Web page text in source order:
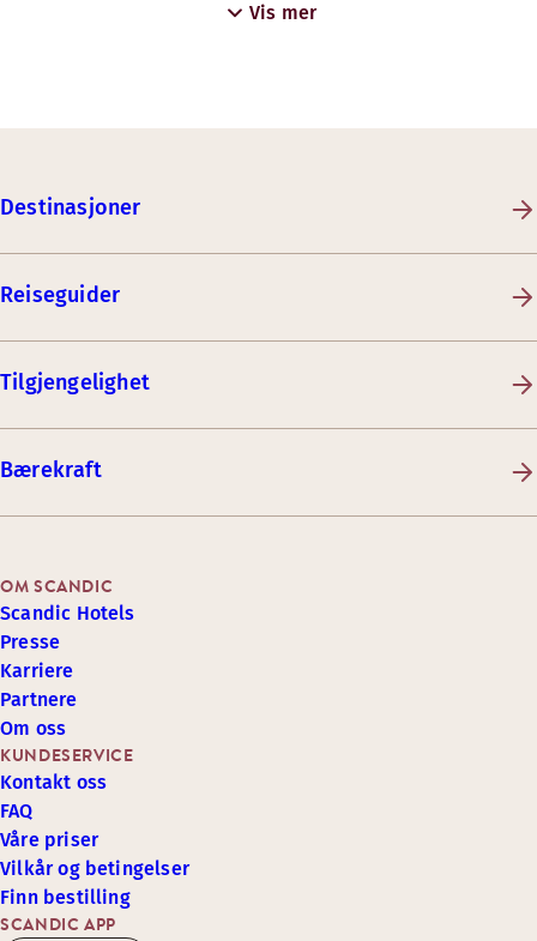
Vis mer
Destinasjoner
Reiseguider
Tilgjengelighet
Bærekraft
SCANDIC APP
KUNDESERVICE
Kontakt oss
FAQ
Våre priser
Vilkår og betingelser
Finn bestilling
OM SCANDIC
Scandic Hotels
Presse
Karriere
Partnere
Om oss